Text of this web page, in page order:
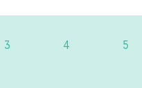
3 4 5